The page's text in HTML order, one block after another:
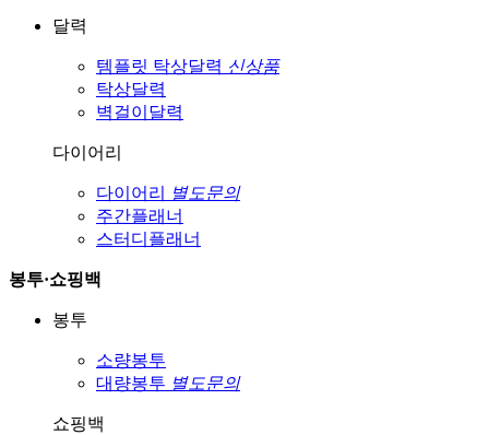
달력
템플릿 탁상달력 신상품
탁상달력
벽걸이달력
다이어리
다이어리
별도문의
주간플래너
스터디플래너
봉투·쇼핑백
봉투
소량봉투
대량봉투 별도문의
쇼핑백